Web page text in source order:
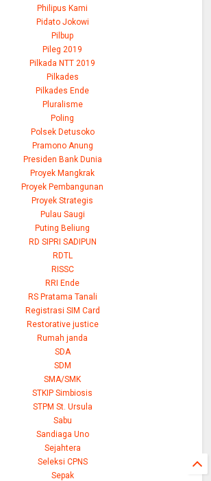
Philipus Kami
Pidato Jokowi
Pilbup
Pileg 2019
Pilkada NTT 2019
Pilkades
Pilkades Ende
Pluralisme
Poling
Polsek Detusoko
Pramono Anung
Presiden Bank Dunia
Proyek Mangkrak
Proyek Pembangunan
Proyek Strategis
Pulau Saugi
Puting Beliung
RD SIPRI SADIPUN
RDTL
RISSC
RRI Ende
RS Pratama Tanali
Registrasi SIM Card
Restorative justice
Rumah janda
SDA
SDM
SMA/SMK
STKIP Simbiosis
STPM St. Ursula
Sabu
Sandiaga Uno
Sejahtera
Seleksi CPNS
Sepak